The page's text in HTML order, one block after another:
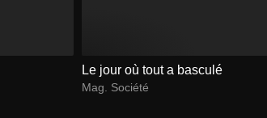
Le jour où tout a basculé
Mag. Société